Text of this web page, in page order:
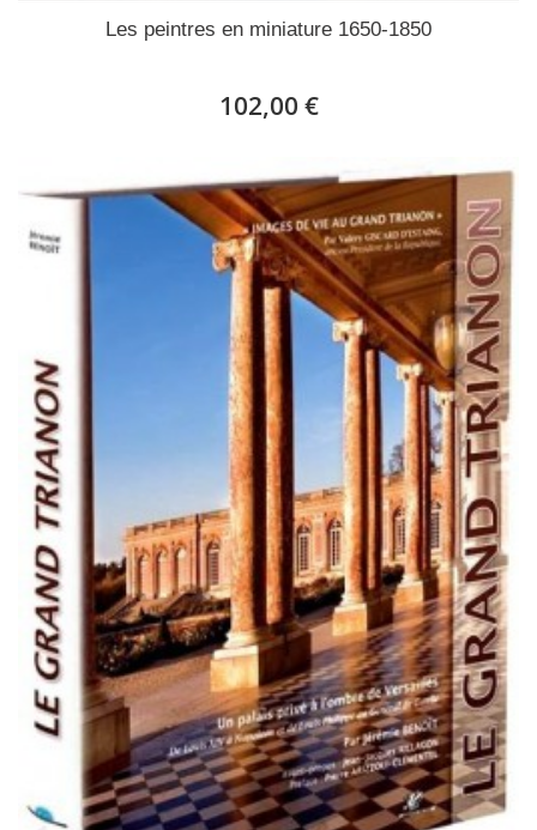
Les peintres en miniature 1650-1850
102,00 €